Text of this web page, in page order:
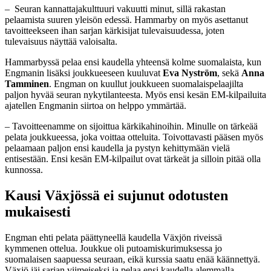
– Seuran kannattajakulttuuri vakuutti minut, sillä rakastan
pelaamista suuren yleisön edessä. Hammarby on myös asettanut
tavoitteekseen ihan sarjan kärkisijat tulevaisuudessa, joten
tulevaisuus näyttää valoisalta.
Hammarbyssä pelaa ensi kaudella yhteensä kolme suomalaista, kun
Engmanin lisäksi joukkueeseen kuuluvatEva Nyström, sekä Anna
Tamminen. Engman on kuullut joukkueen suomalaispelaajilta
paljon hyvää seuran nykytilanteesta. Myös ensi kesän EM-kilpailuita
ajatellen Engmanin siirtoa on helppo ymmärtää.
– Tavoitteenamme on sijoittua kärkikahinoihin. Minulle on tärkeää
pelata joukkueessa, joka voittaa otteluita. Toivottavasti pääsen myös
pelaamaan paljon ensi kaudella ja pystyn kehittymään vielä
entisestään. Ensi kesän EM-kilpailut ovat tärkeät ja silloin pitää olla
kunnossa.
Kausi Växjössä ei sujunut odotusten
mukaisesti
Engman ehti pelata päättyneellä kaudella Växjön riveissä
kymmenen ottelua. Joukkue oli putoamiskurimuksessa jo
suomalaisen saapuessa seuraan, eikä kurssia saatu enää käännettyä.